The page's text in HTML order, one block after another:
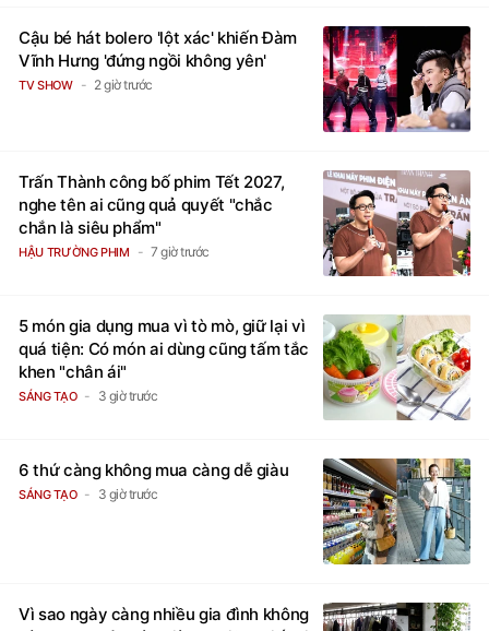
Cậu bé hát bolero 'lột xác' khiến Đàm
Vĩnh Hưng 'đứng ngồi không yên'
TV SHOW 2 giờ trước
Trấn Thành công bố phim Tết 2027,
nghe tên ai cũng quả quyết "chắc
chắn là siêu phẩm"
HẬU TRƯỜNG PHIM 7 giờ trước
5 món gia dụng mua vì tò mò, giữ lại vì
quá tiện: Có món ai dùng cũng tấm tắc
khen "chân ái"
SÁNG TẠO 3 giờ trước
6 thứ càng không mua càng dễ giàu
SÁNG TẠO 3 giờ trước
Vì sao ngày càng nhiều gia đình không